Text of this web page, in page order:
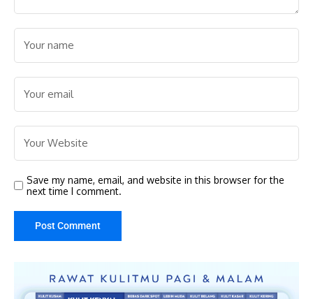
Save my name, email, and website in this browser for the
next time I comment.